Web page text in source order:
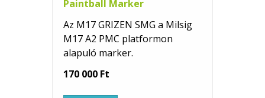
Paintball Marker
Az M17 GRIZEN SMG a Milsig
M17 A2 PMC platformon
alapuló marker.
170 000 Ft